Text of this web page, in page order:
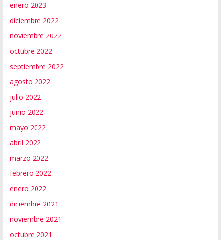
enero 2023
diciembre 2022
noviembre 2022
octubre 2022
septiembre 2022
agosto 2022
julio 2022
junio 2022
mayo 2022
abril 2022
marzo 2022
febrero 2022
enero 2022
diciembre 2021
noviembre 2021
octubre 2021